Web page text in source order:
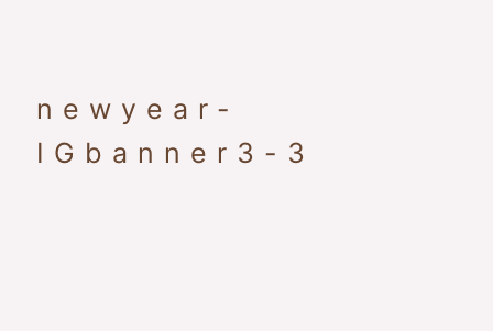
newyear-
IGbanner3-3